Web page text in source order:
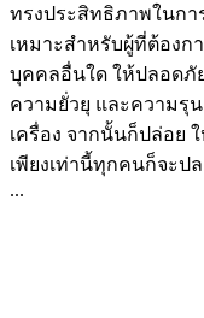
ทรงประสิทธิภาพในกา
เหมาะสำหรับผู้ที่ต้อง
บุคคลอื่นใด ให้ปลอดภั
ความยั่วยุ และความรุ
เครื่อง จากนั้นก็ปล่อย
เพียงเท่านี้ทุกคนก็จะป
...